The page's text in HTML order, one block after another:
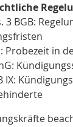
3 BGB:
Probezeit in
IX: